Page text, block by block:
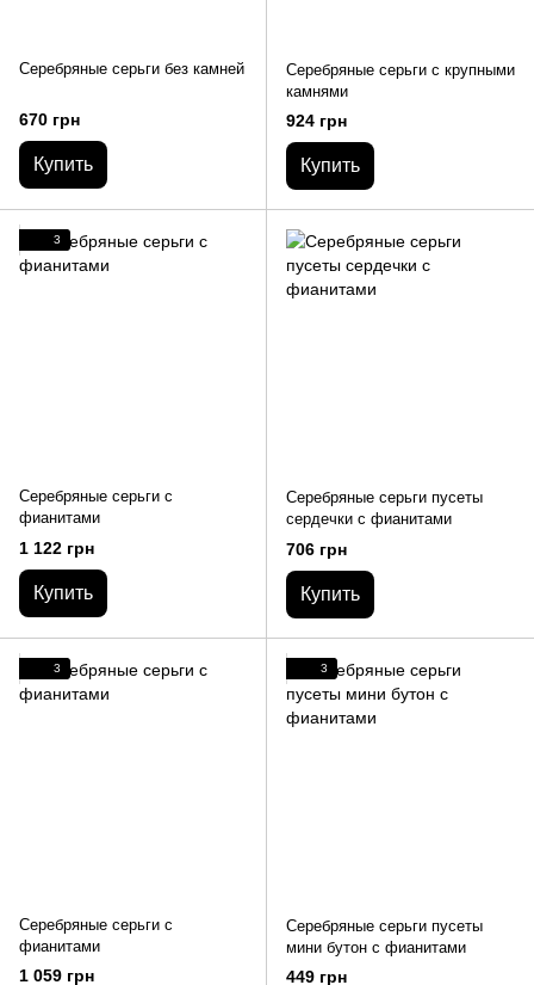
Серебряные серьги без камней
670 грн
Купить
Серебряные серьги с крупными
камнями
924 грн
Купить
3
Серебряные серьги с
фианитами
1 122 грн
Купить
Серебряные серьги пусеты
сердечки с фианитами
706 грн
Купить
3
Серебряные серьги с
фианитами
1 059 грн
3
Серебряные серьги пусеты
мини бутон с фианитами
449 грн